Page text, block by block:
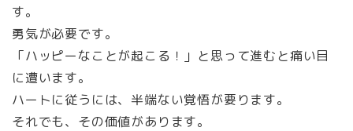
す。
勇気が必要です。
「ハッピーなことが起こる！」と思って進むと痛い目
に遭います。
ハートに従うには、半端ない覚悟が要ります。
それでも、その価値があります。